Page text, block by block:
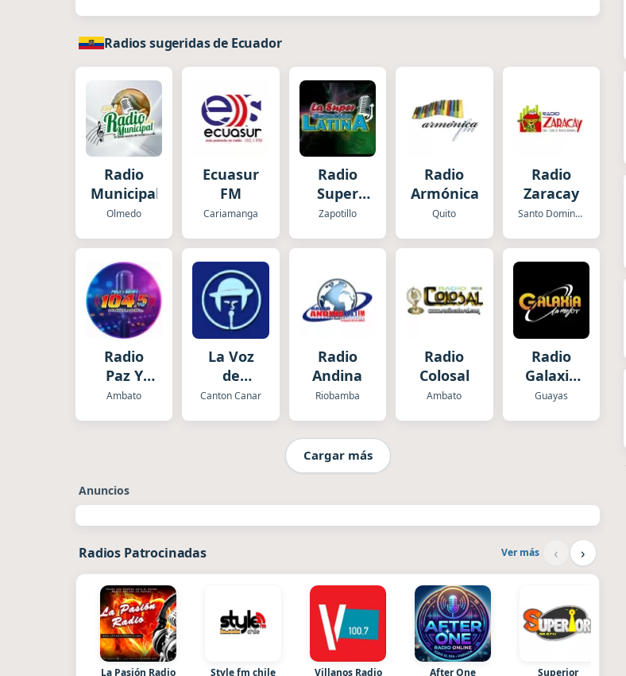
Radios sugeridas de Ecuador
Radio
Municipal
Olmedo
Ecuasur
FM
Cariamanga
Radio
Super
Estación
Zapotillo
Radio
Armónica
Quito
Radio
Zaracay
Santo Domingo
Radio
Paz Y
Bien
Ambato
La Voz
de
Ingapirca
Canton Canar
Radio
Andina
Riobamba
Radio
Colosal
Ambato
Radio
Galaxia
ST
Guayas
Cargar más
Anuncios
Radios Patrocinadas Ver más ‹ ›
La Pasión Radio Style fm chile Villanos Radio After One Superior